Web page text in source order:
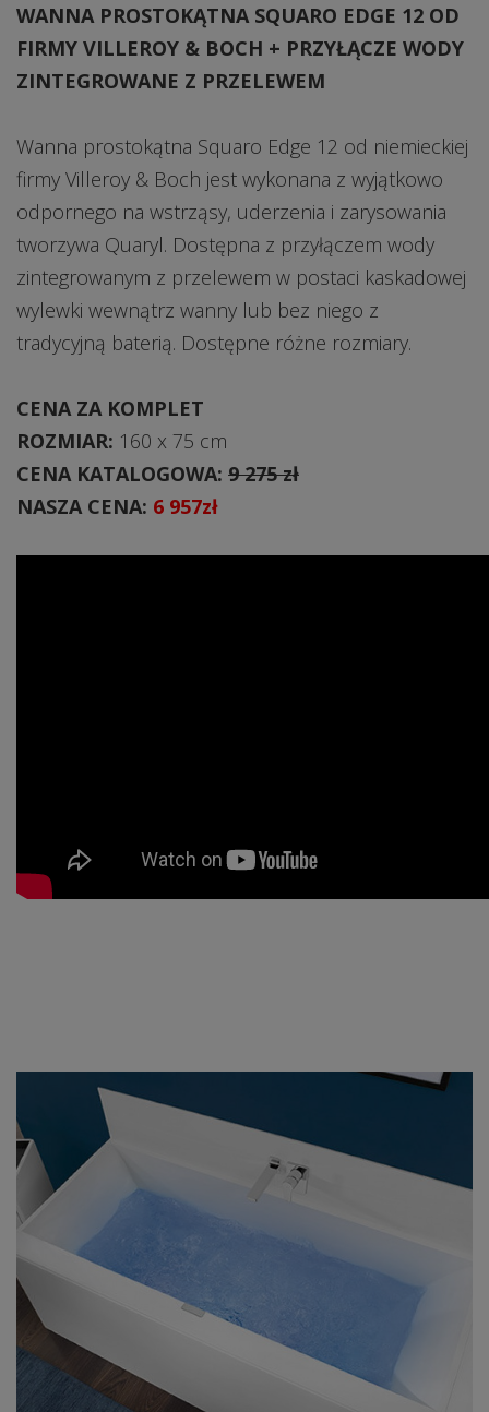
WANNA PROSTOKĄTNA SQUARO EDGE 12 OD
FIRMY VILLEROY & BOCH + PRZYŁĄCZE WODY
ZINTEGROWANE Z PRZELEWEM
Wanna prostokątna Squaro Edge 12 od niemieckiej
firmy Villeroy & Boch jest wykonana z wyjątkowo
odpornego na wstrząsy, uderzenia i zarysowania
tworzywa Quaryl. Dostępna z przyłączem wody
zintegrowanym z przelewem w postaci kaskadowej
wylewki wewnątrz wanny lub bez niego z
tradycyjną baterią. Dostępne różne rozmiary.
CENA ZA KOMPLET
ROZMIAR: 160 x 75 cm
CENA KATALOGOWA: 9 275 zł
NASZA CENA: 6 957zł